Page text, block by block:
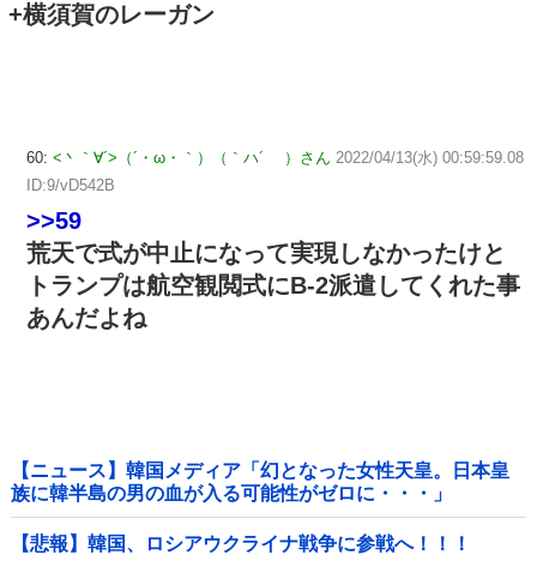
+横須賀のレーガン
60: <丶｀∀´>（´・ω・｀）（｀ハ´ ）さん 2022/04/13(水) 00:59:59.08
ID:9/vD542B
>>59
荒天で式が中止になって実現しなかったけと
トランプは航空観閲式にB-2派遣してくれた事
あんだよね
【ニュース】韓国メディア「幻となった女性天皇。日本皇
族に韓半島の男の血が入る可能性がゼロに・・・」
【悲報】韓国、ロシアウクライナ戦争に参戦へ！！！